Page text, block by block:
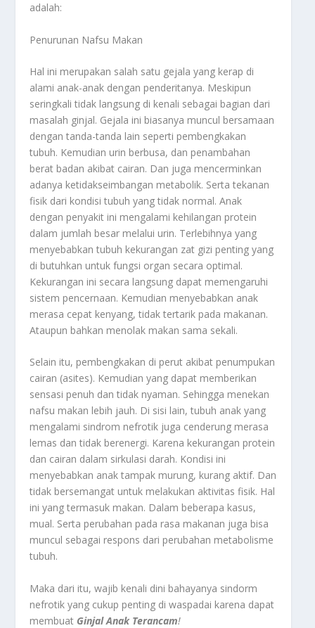
adalah:
Penurunan Nafsu Makan
Hal ini merupakan salah satu gejala yang kerap di
alami anak-anak dengan penderitanya. Meskipun
seringkali tidak langsung di kenali sebagai bagian dari
masalah ginjal. Gejala ini biasanya muncul bersamaan
dengan tanda-tanda lain seperti pembengkakan
tubuh. Kemudian urin berbusa, dan penambahan
berat badan akibat cairan. Dan juga mencerminkan
adanya ketidakseimbangan metabolik. Serta tekanan
fisik dari kondisi tubuh yang tidak normal. Anak
dengan penyakit ini mengalami kehilangan protein
dalam jumlah besar melalui urin. Terlebihnya yang
menyebabkan tubuh kekurangan zat gizi penting yang
di butuhkan untuk fungsi organ secara optimal.
Kekurangan ini secara langsung dapat memengaruhi
sistem pencernaan. Kemudian menyebabkan anak
merasa cepat kenyang, tidak tertarik pada makanan.
Ataupun bahkan menolak makan sama sekali.
Selain itu, pembengkakan di perut akibat penumpukan
cairan (asites). Kemudian yang dapat memberikan
sensasi penuh dan tidak nyaman. Sehingga menekan
nafsu makan lebih jauh. Di sisi lain, tubuh anak yang
mengalami sindrom nefrotik juga cenderung merasa
lemas dan tidak berenergi. Karena kekurangan protein
dan cairan dalam sirkulasi darah. Kondisi ini
menyebabkan anak tampak murung, kurang aktif. Dan
tidak bersemangat untuk melakukan aktivitas fisik. Hal
ini yang termasuk makan. Dalam beberapa kasus,
mual. Serta perubahan pada rasa makanan juga bisa
muncul sebagai respons dari perubahan metabolisme
tubuh.
Maka dari itu, wajib kenali dini bahayanya sindorm
nefrotik yang cukup penting di waspadai karena dapat
membuat Ginjal Anak Terancam!